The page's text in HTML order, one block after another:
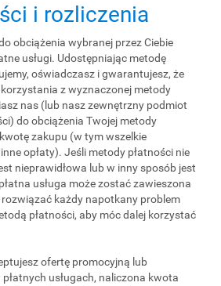
i rozliczenia
obciążenia wybranej przez Ciebie
usługi. Udostępniając metodę
oświadczasz i gwarantujesz, że
z wyznaczonej metody
nas (lub nasz zewnętrzny podmiot
do obciążenia Twojej metody
zakupu (w tym wszelkie
opłaty). Jeśli metody płatności nie
nieprawidłowa lub w inny sposób jest
usługa może zostać zawieszona
każdy napotkany problem
płatności, aby móc dalej korzystać
ofertę promocyjną lub
usługach, naliczona kwota